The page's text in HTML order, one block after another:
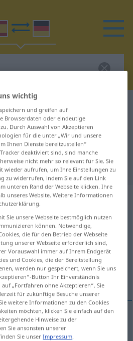
Wörterbuch combadura
Übersetzung für
Übersetzung
: femenino
anklicken/antippen)
Verziehen
de una soga,
wichtig
und greifen auf
Browserdaten oder eindeutige
Durch Auswahl von Akzeptieren
für die unter „Wir und unsere
Ihnen Dienste bereitzustellen“
deaktiviert sind, sind manche
nicht mehr so relevant für Sie. Sie
wieder aufrufen, um Ihre Einstellungen zu
zu widerrufen, indem Sie auf den Link
unteren Rand der Webseite klicken. Ihre
unseres Website. Weitere Informationen
Sie unsere Webseite bestmöglich nutzen
können. Notwendige,
die für den Betrieb der Webseite
unserer Webseite erforderlich sind,
Vorauswahl immer auf Ihrem Endgerät
und Cookies, die der Bereitstellung
werden nur gespeichert, wenn Sie uns
Button Ihr Einverständnis
auf „Fortfahren ohne Akzeptieren“. Sie
für zukünftige Besuche unserer
weitere Informationen zu den Cookies
möchten, klicken Sie einfach auf den
Hinweise zu der
Sie ansonsten unserer
Sie unserImpressum.